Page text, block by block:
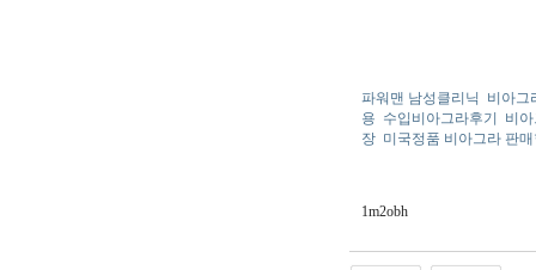
파워맨 남성클리닉
비아그
용 수입비아그라후기
비
장 미국정품 비아그라 판
1m2obh